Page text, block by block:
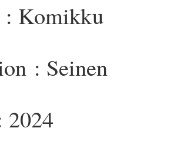
Komikku
: Seinen
2024